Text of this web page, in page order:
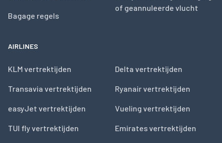
Bagage regels
of geannuleerde vlucht
AIRLINES
KLM vertrektijden
Transavia vertrektijden
easyJet vertrektijden
TUI fly vertrektijden
Delta vertrektijden
Ryanair vertrektijden
Vueling vertrektijden
Emirates vertrektijden